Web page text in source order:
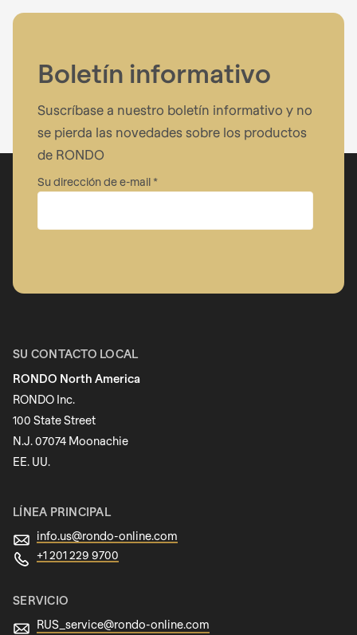
Boletín informativo
Suscríbase a nuestro boletín informativo y no
se pierda las novedades sobre los productos
de RONDO
Su dirección de e-mail
Apellido
Boletín informativo
SU CONTACTO LOCAL
RONDO North America
RONDO Inc.
100 State Street
N.J. 07074 Moonachie
EE. UU.
LÍNEA PRINCIPAL
info.us@rondo-online.com
+1 201 229 9700
SERVICIO
RUS_service@rondo-online.com